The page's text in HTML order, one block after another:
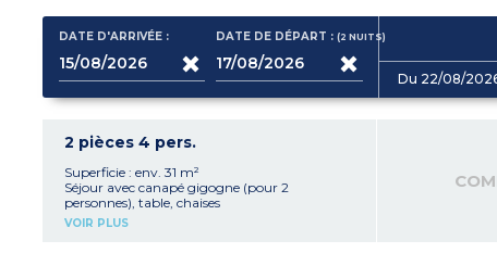
DATE D'ARRIVÉE : DATE DE DÉPART :(2NUITS)
Du 22/08/
2 pièces 4 pers.
Superficie : env. 31 m²
Séjour avec canapé gigogne (pour 2
personnes), table, chaises
Kitchenette équipée avec réfrigérateur, plaque
VOIR PLUS